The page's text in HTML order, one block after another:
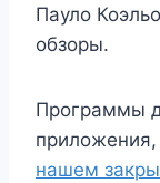
Пауло
обзоры.
Программы
нашем